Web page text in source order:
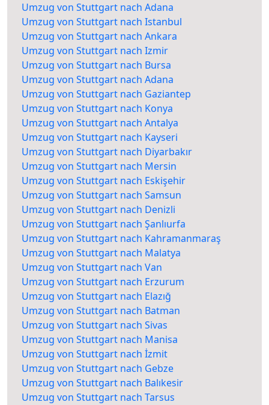
Umzug von Stuttgart nach Adana
Umzug von Stuttgart nach Istanbul
Umzug von Stuttgart nach Ankara
Umzug von Stuttgart nach Izmir
Umzug von Stuttgart nach Bursa
Umzug von Stuttgart nach Adana
Umzug von Stuttgart nach Gaziantep
Umzug von Stuttgart nach Konya
Umzug von Stuttgart nach Antalya
Umzug von Stuttgart nach Kayseri
Umzug von Stuttgart nach Diyarbakır
Umzug von Stuttgart nach Mersin
Umzug von Stuttgart nach Eskişehir
Umzug von Stuttgart nach Samsun
Umzug von Stuttgart nach Denizli
Umzug von Stuttgart nach Şanlıurfa
Umzug von Stuttgart nach Kahramanmaraş
Umzug von Stuttgart nach Malatya
Umzug von Stuttgart nach Van
Umzug von Stuttgart nach Erzurum
Umzug von Stuttgart nach Elazığ
Umzug von Stuttgart nach Batman
Umzug von Stuttgart nach Sivas
Umzug von Stuttgart nach Manisa
Umzug von Stuttgart nach İzmit
Umzug von Stuttgart nach Gebze
Umzug von Stuttgart nach Balıkesir
Umzug von Stuttgart nach Tarsus